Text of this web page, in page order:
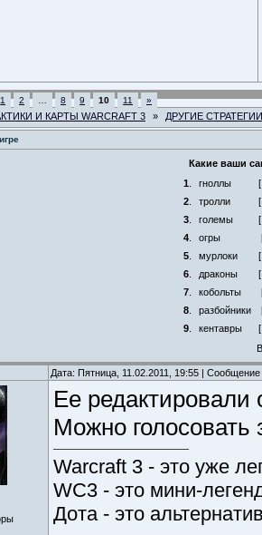
1 2 8 9 10 11 »
И КАРТЫ WARCRAFT 3 » ДРУГИЕ
Какие ваши
1. гноллы
2. тролли
3. големы
4. огры
5. мурлоки
6. драконы
7. кобольты
8. разбойники
9. кентавры
Дата: Пятница, 11.02.2011, 19:55 |
Ее редактировали
Можно голосовать
Warcraft 3 - это уже
WC3 - это мини-
Дота - это